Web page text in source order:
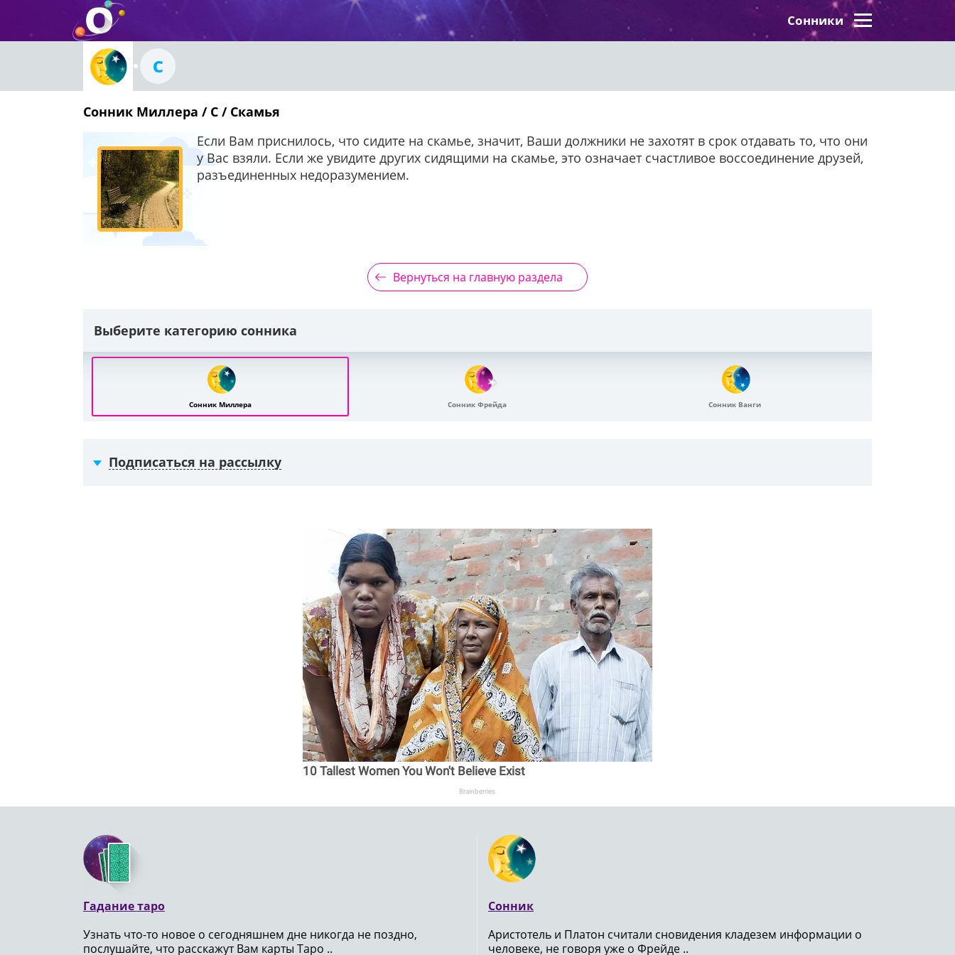
Сонники
С
Сонник Миллера / С / Скамья
Если Вам приснилось, что сидите на скамье, значит, Ваши должники не захотят в срок отдавать то, что они
у Вас взяли. Если же увидите других сидящими на скамье, это означает счастливое воссоединение друзей,
разъединенных недоразумением.
Вернуться на главную раздела
Выберите категорию сонника
Сонник Миллера Сонник Фрейда Сонник Ванги
Подписаться на рассылку
10 Tallest Women You Won't Believe Exist
Brainberries
Гадание таро
Узнать что-то новое о сегодняшнем дне никогда не поздно,
послушайте, что расскажут Вам карты Таро ..
Сонник
Аристотель и Платон считали сновидения кладезем информации о
человеке, не говоря уже о Фрейде ..